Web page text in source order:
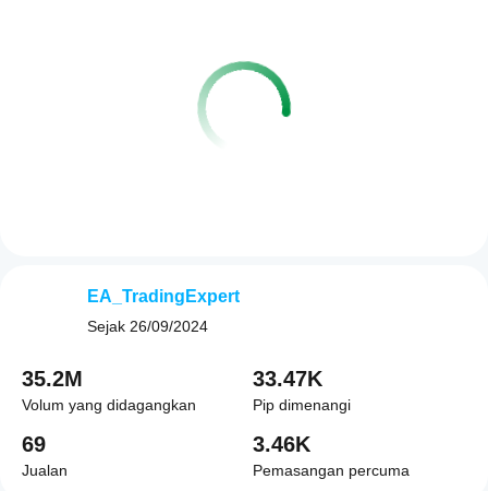
EA_TradingExpert
Sejak 26/09/2024
35.2M
Volum yang didagangkan
33.47K
Pip dimenangi
69
Jualan
3.46K
Pemasangan percuma